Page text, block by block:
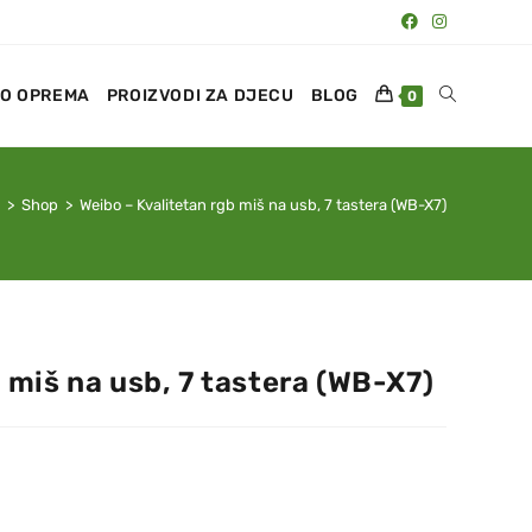
OPREMA PROIZVODI ZA DJECU BLOG 0
> Shop > Weibo – Kvalitetan rgb miš na usb, 7 tastera (WB-X7)
na usb, 7 tastera (WB-X7)